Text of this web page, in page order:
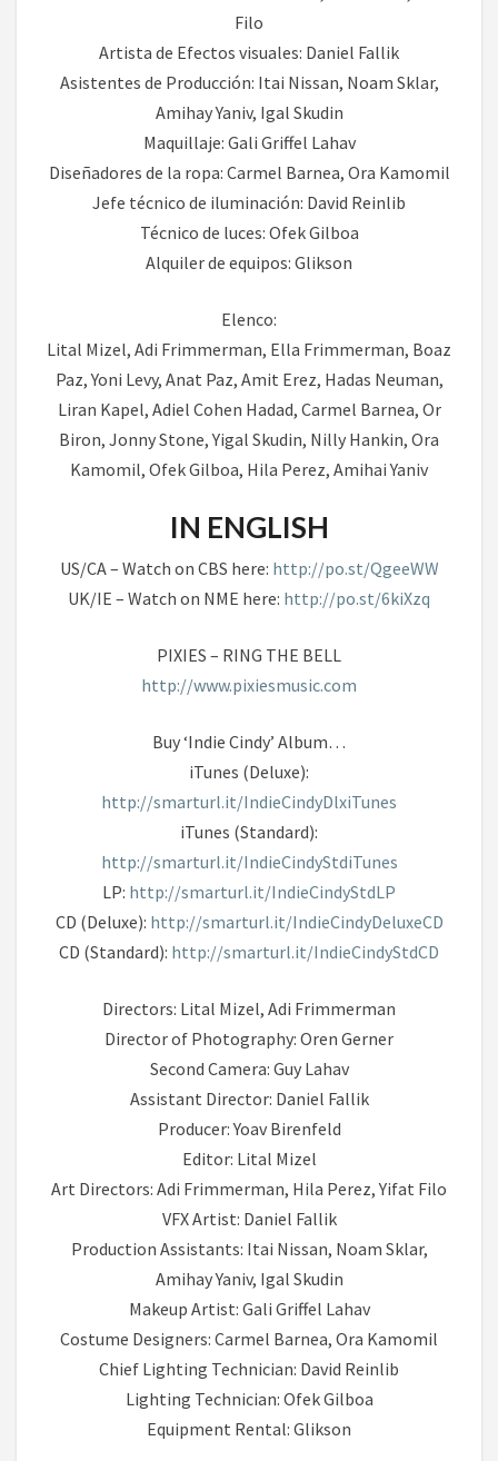
Filo
Artista de Efectos visuales: Daniel Fallik
Asistentes de Producción: Itai Nissan, Noam Sklar,
Amihay Yaniv, Igal Skudin
Maquillaje: Gali Griffel Lahav
Diseñadores de la ropa: Carmel Barnea, Ora Kamomil
Jefe técnico de iluminación: David Reinlib
Técnico de luces: Ofek Gilboa
Alquiler de equipos: Glikson
Elenco:
Lital Mizel, Adi Frimmerman, Ella Frimmerman, Boaz
Paz, Yoni Levy, Anat Paz, Amit Erez, Hadas Neuman,
Liran Kapel, Adiel Cohen Hadad, Carmel Barnea, Or
Biron, Jonny Stone, Yigal Skudin, Nilly Hankin, Ora
Kamomil, Ofek Gilboa, Hila Perez, Amihai Yaniv
IN ENGLISH
US/CA – Watch on CBS here: http://po.st/QgeeWW
UK/IE – Watch on NME here: http://po.st/6kiXzq
PIXIES – RING THE BELL
http://www.pixiesmusic.com
Buy ‘Indie Cindy’ Album…
iTunes (Deluxe):
http://smarturl.it/IndieCindyDlxiTunes
iTunes (Standard):
http://smarturl.it/IndieCindyStdiTunes
LP: http://smarturl.it/IndieCindyStdLP
CD (Deluxe): http://smarturl.it/IndieCindyDeluxeCD
CD (Standard): http://smarturl.it/IndieCindyStdCD
Directors: Lital Mizel, Adi Frimmerman
Director of Photography: Oren Gerner
Second Camera: Guy Lahav
Assistant Director: Daniel Fallik
Producer: Yoav Birenfeld
Editor: Lital Mizel
Art Directors: Adi Frimmerman, Hila Perez, Yifat Filo
VFX Artist: Daniel Fallik
Production Assistants: Itai Nissan, Noam Sklar,
Amihay Yaniv, Igal Skudin
Makeup Artist: Gali Griffel Lahav
Costume Designers: Carmel Barnea, Ora Kamomil
Chief Lighting Technician: David Reinlib
Lighting Technician: Ofek Gilboa
Equipment Rental: Glikson